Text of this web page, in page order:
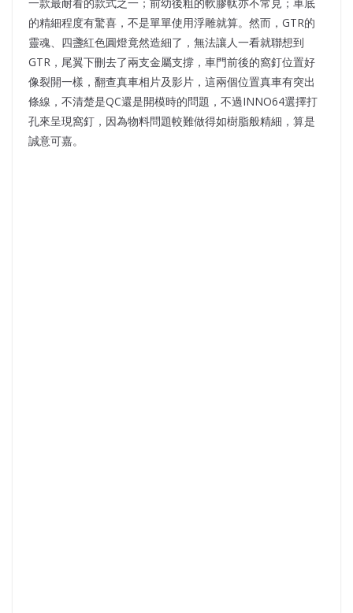
的精細程度有驚喜，不是單單使用浮雕就算。然而，GTR的
靈魂、四盞紅色圓燈竟然造細了，無法讓人一看就聯想到
GTR，尾翼下刪去了兩支金屬支撐，車門前後的窩釘位置好
像裂開一樣，翻查真車相片及影片，這兩個位置真車有突出
條線，不清楚是QC還是開模時的問題，不過INNO64選擇打
孔來呈現窩釘，因為物料問題較難做得如樹脂般精細，算是
誠意可嘉。